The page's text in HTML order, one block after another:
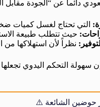
دائماً عن “الجودة مقابل
التي تحتاج لغسل كميات
حيث تتطلب طبيعة
نظراً لأن استهلاكها من
سهولة التحكم اليدوي
حوضين الشائعة ⚠️